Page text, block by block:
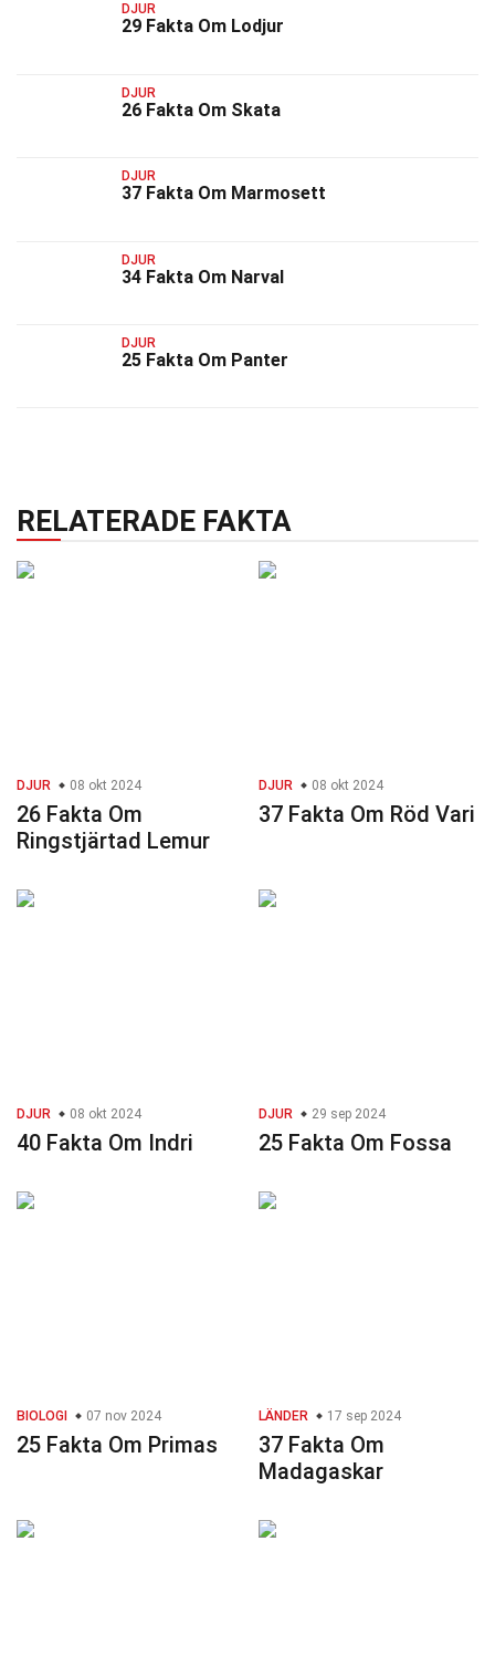
DJUR
29 Fakta Om Lodjur
DJUR
26 Fakta Om Skata
DJUR
37 Fakta Om Marmosett
DJUR
34 Fakta Om Narval
DJUR
25 Fakta Om Panter
RELATERADE FAKTA
DJUR 08 okt 2024
26 Fakta Om
Ringstjärtad Lemur
DJUR 08 okt 2024
37 Fakta Om Röd Vari
DJUR 08 okt 2024
40 Fakta Om Indri
DJUR 29 sep 2024
25 Fakta Om Fossa
BIOLOGI 07 nov 2024
25 Fakta Om Primas
LÄNDER 17 sep 2024
37 Fakta Om
Madagaskar